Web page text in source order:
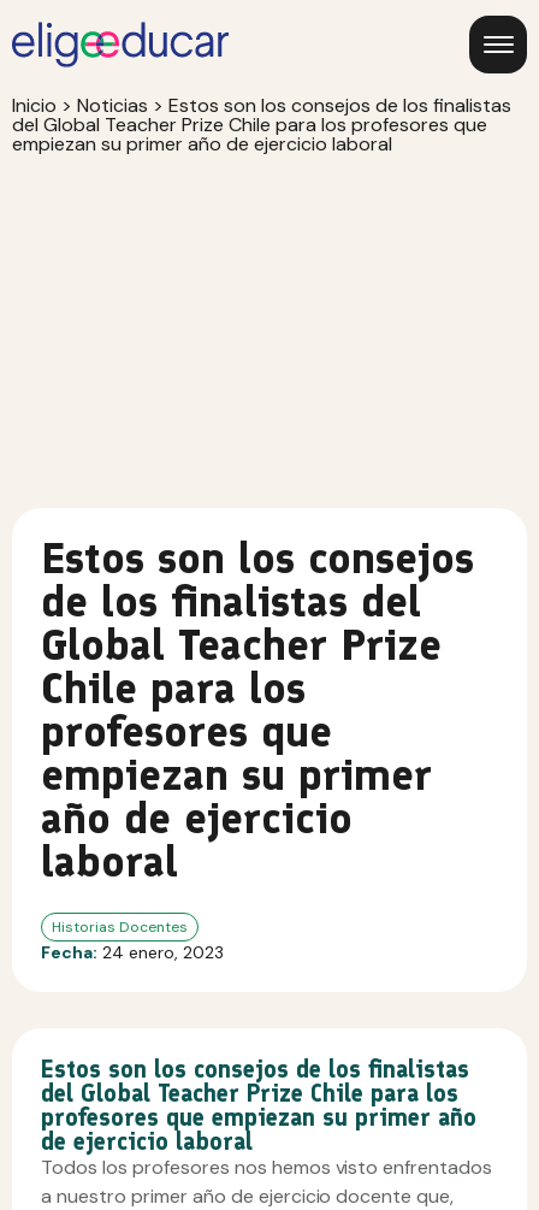
Inicio > Noticias > Estos son los consejos de los finalistas
del Global Teacher Prize Chile para los profesores que
empiezan su primer año de ejercicio laboral
Estos son los consejos
de los finalistas del
Global Teacher Prize
Chile para los
profesores que
empiezan su primer
año de ejercicio
laboral
Historias Docentes
Fecha: 24 enero, 2023
Estos son los consejos de los finalistas
del Global Teacher Prize Chile para los
profesores que empiezan su primer año
de ejercicio laboral
Todos los profesores nos hemos visto enfrentados
a nuestro primer año de ejercicio docente que,